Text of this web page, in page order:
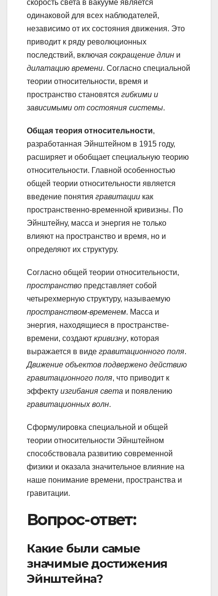
скорость света в вакууме является
одинаковой для всех наблюдателей,
независимо от их состояния движения. Это
приводит к ряду революционных
последствий, включая сокращение длин и
дилатацию времени. Согласно специальной
теории относительности, время и
пространство становятся гибкими и
зависимыми от состояния системы.
Общая теория относительности,
разработанная Эйнштейном в 1915 году,
расширяет и обобщает специальную теорию
относительности. Главной особенностью
общей теории относительности является
введение понятия гравитации как
пространственно-временной кривизны. По
Эйнштейну, масса и энергия не только
влияют на пространство и время, но и
определяют их структуру.
Согласно общей теории относительности,
пространство представляет собой
четырехмерную структуру, называемую
пространством-временем. Масса и
энергия, находящиеся в пространстве-
времени, создают кривизну, которая
выражается в виде гравитационного поля.
Движение объектов подвержено действию
гравитационного поля, что приводит к
эффекту изгибания света и появлению
гравитационных волн.
Сформулировка специальной и общей
теории относительности Эйнштейном
способствовала развитию современной
физики и оказала значительное влияние на
наше понимание времени, пространства и
гравитации.
Вопрос-ответ:
Какие были самые
значимые достижения
Эйнштейна?